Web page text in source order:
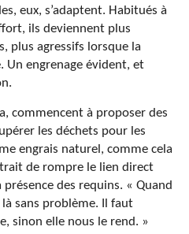
eux, s’adaptent. Habitués à
ils deviennent plus
plus agressifs lorsque la
Un engrenage évident, et
commencent à proposer des
les déchets pour les
engrais naturel, comme cela
de rompre le lien direct
des requins. « Quand
là sans problème. Il faut
sinon elle nous le rend. »